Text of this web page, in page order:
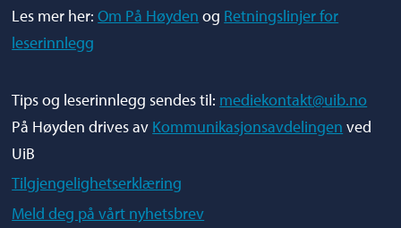
Les mer her:Om På Høyden og Retningslinjer for
leserinnlegg
Tips og leserinnlegg sendes til: mediekontakt@uib.no
På Høyden drives av Kommunikasjonsavdelingen ved
UiB
Tilgjengelighetserklæring
Meld deg på vårt nyhetsbrev